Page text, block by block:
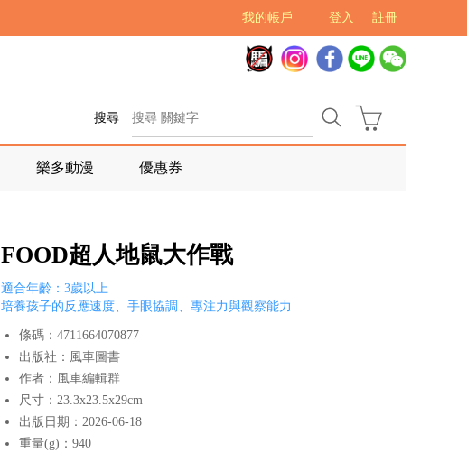
註冊
登入
我的帳戶
搜尋
樂多動漫 優惠券
FOOD超人地鼠大作戰
適合年齡：3歲以上
培養孩子的反應速度、手眼協調、專注力與觀察能力
條碼：4711664070877
出版社：風車圖書
作者：風車編輯群
尺寸：23.3x23.5x29cm
出版日期：2026-06-18
重量(g)：940